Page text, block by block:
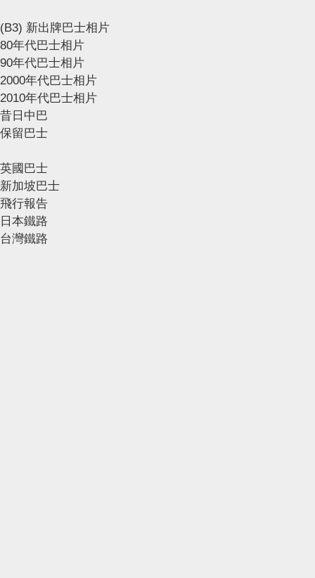
(B3) 新出牌巴士相片
80年代巴士相片
90年代巴士相片
2000年代巴士相片
2010年代巴士相片
昔日中巴
保留巴士
英國巴士
新加坡巴士
飛行報告
日本鐵路
台灣鐵路